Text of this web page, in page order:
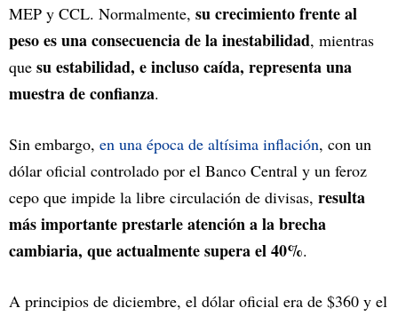
MEP y CCL. Normalmente, su crecimiento frente al
peso es una consecuencia de la inestabilidad, mientras
que su estabilidad, e incluso caída, representa una
muestra de confianza.
Sin embargo, en una época de altísima inflación, con un
dólar oficial controlado por el Banco Central y un feroz
cepo que impide la libre circulación de divisas, resulta
más importante prestarle atención a la brecha
cambiaria, que actualmente supera el 40%.
A principios de diciembre, el dólar oficial era de $360 y el